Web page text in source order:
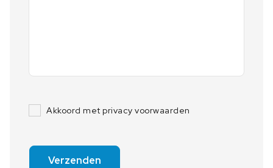
Akkoord met privacy voorwaarden
Verzenden